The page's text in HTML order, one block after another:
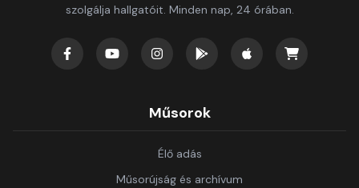
szolgálja hallgatóit. Minden nap, 24 órában.
Műsorok
Élő adás
Műsorújság és archívum